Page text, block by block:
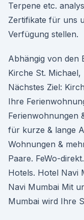
Terpene etc.
Zertifikate für uns
Verfügung stellen.
Abhängig von den
Kirche St. Michael,
Nächstes Ziel:
Ihre
Ferienwohnungen
für kurze & lange
Wohnungen &
Paare. FeWo-
Hotels. Hotel Navi
Navi Mumbai Mit
Mumbai wird Ihre